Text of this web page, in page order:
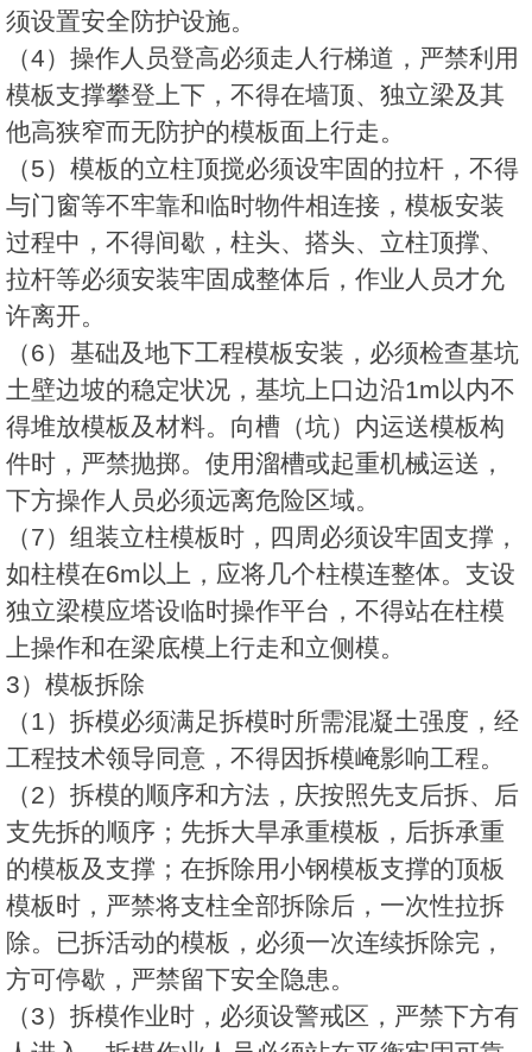
须设置安全防护设施。
（4）操作人员登高必须走人行梯道，严禁利用
模板支撑攀登上下，不得在墙顶、独立梁及其
他高狭窄而无防护的模板面上行走。
（5）模板的立柱顶搅必须设牢固的拉杆，不得
与门窗等不牢靠和临时物件相连接，模板安装
过程中，不得间歇，柱头、搭头、立柱顶撑、
拉杆等必须安装牢固成整体后，作业人员才允
许离开。
（6）基础及地下工程模板安装，必须检查基坑
土壁边坡的稳定状况，基坑上口边沿1m以内不
得堆放模板及材料。向槽（坑）内运送模板构
件时，严禁抛掷。使用溜槽或起重机械运送，
下方操作人员必须远离危险区域。
（7）组装立柱模板时，四周必须设牢固支撑，
如柱模在6m以上，应将几个柱模连整体。支设
独立梁模应塔设临时操作平台，不得站在柱模
上操作和在梁底模上行走和立侧模。
3）模板拆除
（1）拆模必须满足拆模时所需混凝土强度，经
工程技术领导同意，不得因拆模崦影响工程。
（2）拆模的顺序和方法，庆按照先支后拆、后
支先拆的顺序；先拆大旱承重模板，后拆承重
的模板及支撑；在拆除用小钢模板支撑的顶板
模板时，严禁将支柱全部拆除后，一次性拉拆
除。已拆活动的模板，必须一次连续拆除完，
方可停歇，严禁留下安全隐患。
（3）拆模作业时，必须设警戒区，严禁下方有